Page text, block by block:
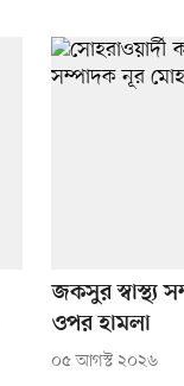
জকসুর স্বাস্থ্য
ওপর হামলা
০৫ আগস্ট ২০২৬